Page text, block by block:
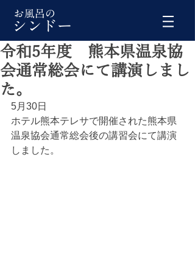
令和5年度 熊本県温泉協
会通常総会にて講演しまし
た。
5月30日
ホテル熊本テレサで開催された熊本県
温泉協会通常総会後の講習会にて講演
しました。